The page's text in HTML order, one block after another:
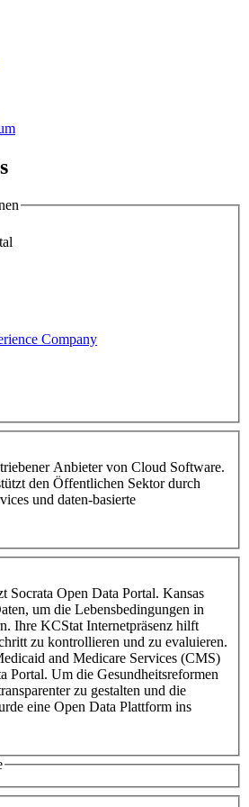
Company
Anbieter von Cloud Software.
den Öffentlichen Sektor durch
und daten-basierte
Socrata Open Data Portal. Kansas
um die Lebensbedingungen in
Ihre KCStat Internetpräsenz hilft
zu kontrollieren und zu evaluieren.
and Medicare Services (CMS)
Portal. Um die Gesundheitsreformen
zu gestalten und die
eine Open Data Plattform ins